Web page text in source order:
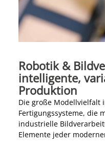
Robotik &
intelligente,
Produktion
Die große Modellvielfalt
Fertigungssysteme, die
industrielle
Elemente jeder